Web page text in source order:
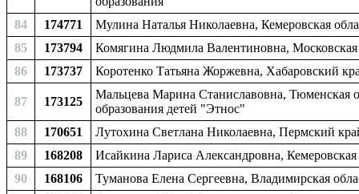
84
174771
Мулина Наталья Николаевна, Кемеровская
85
173794
Комягина Людмила Валентиновна,
86
173737 Коротенко Татьяна Жоржевна, Хабаровский
87 173125
Мальцева Марина Станиславовна, Тюменская
образования детей "Этнос"
88
170651
Лутохина Светлана Николаевна, Пермский
89
168208
Исайкина Лариса Александровна,
90
168106
Туманова Елена Сергеевна, Владимирская